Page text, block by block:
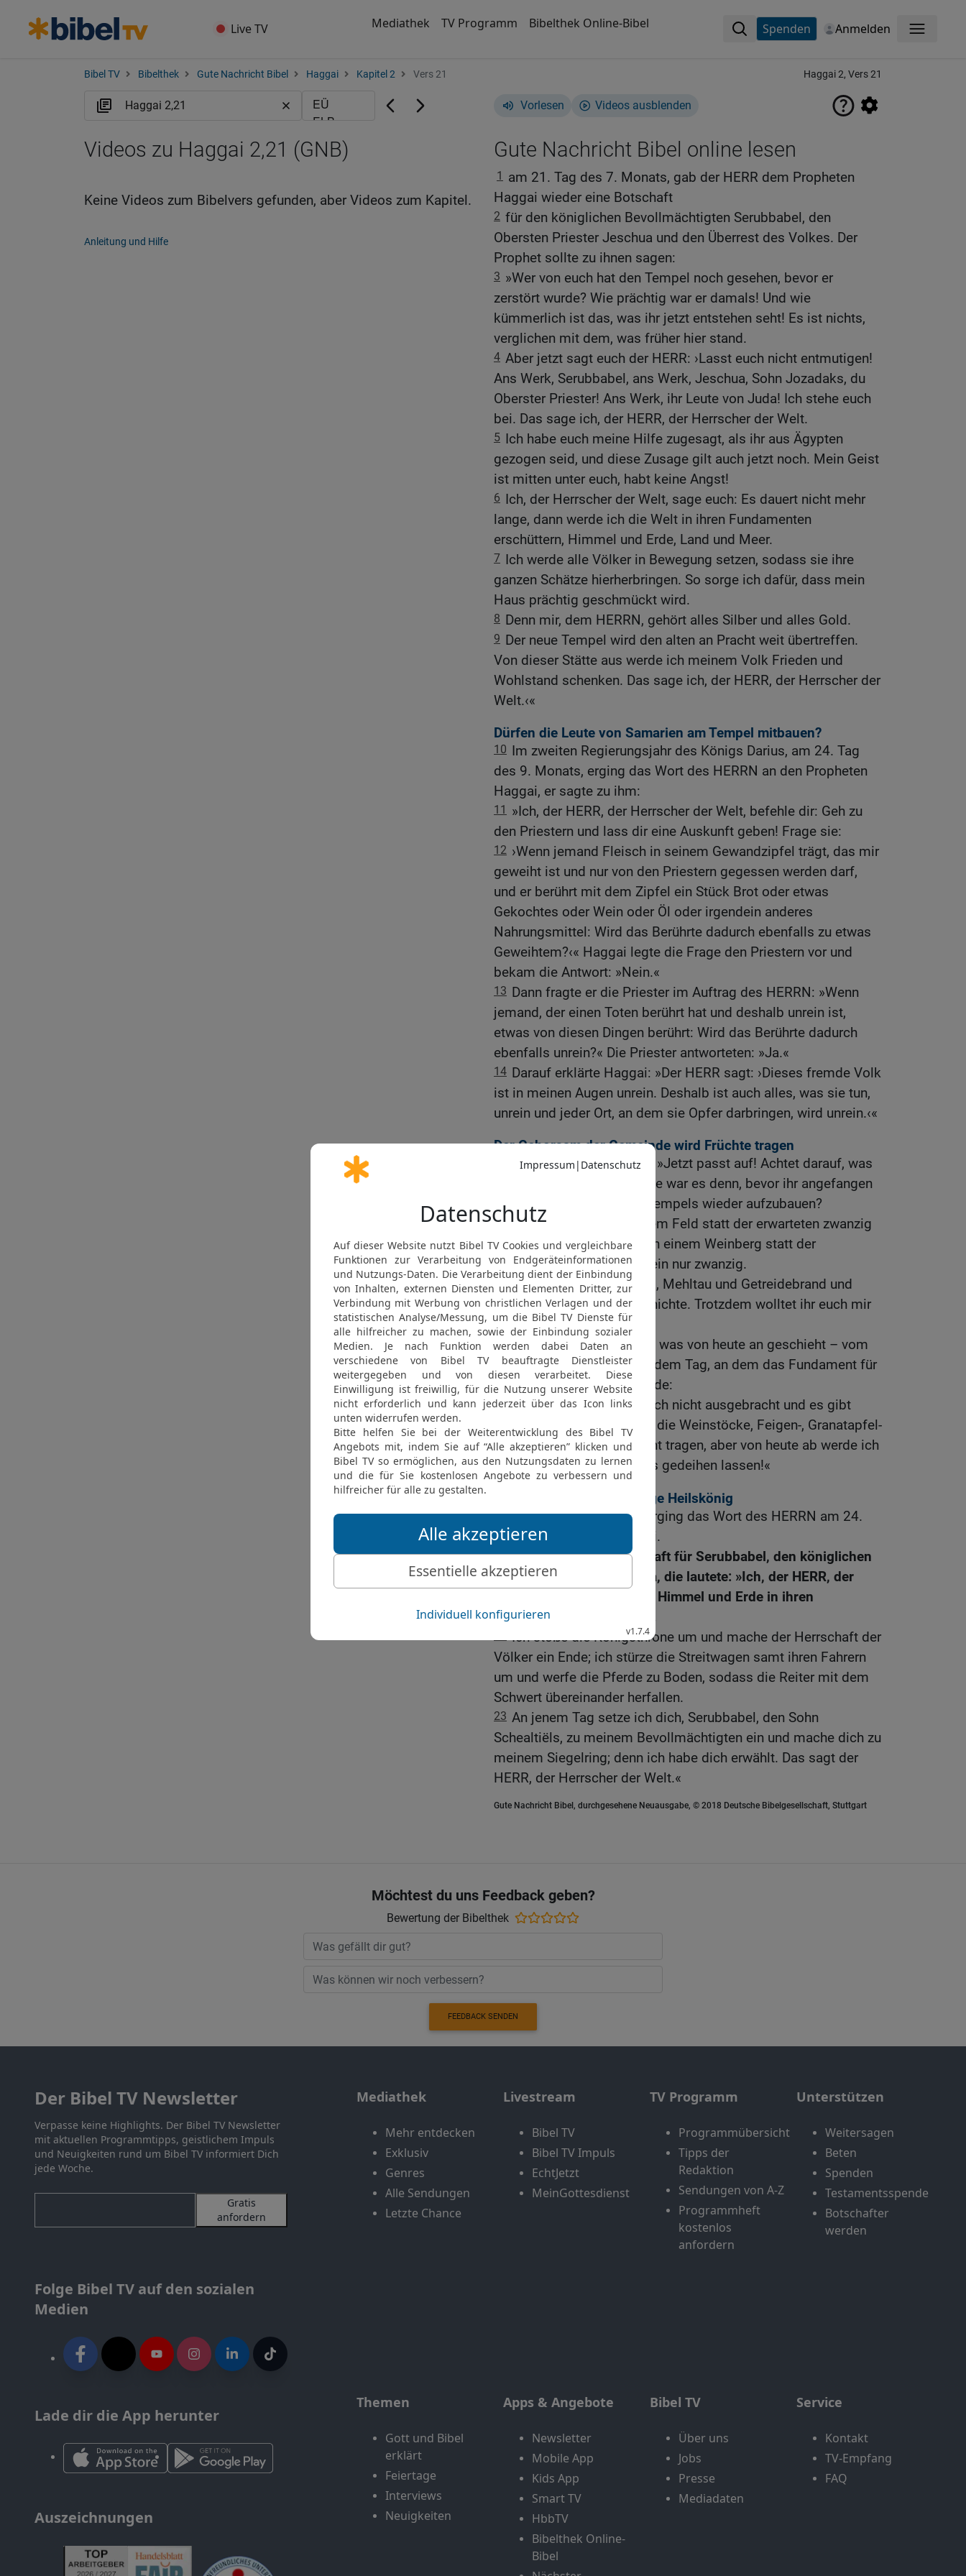
Live TV Mediathek TV Programm Bibelthek Online-Bibel Spenden Anmelden Menü
Bibel TV Bibelthek Gute Nachricht Bibel Haggai Kapitel 2 Vers 21 Haggai 2, Vers 21
Vorlesen Videos ausblenden
Gute Nachricht Bibel online lesen
1 am 21. Tag des 7. Monats, gab der HERR dem Propheten
Haggai wieder eine Botschaft
2 für den königlichen Bevollmächtigten Serubbabel, den
Obersten Priester Jeschua und den Überrest des Volkes. Der
Prophet sollte zu ihnen sagen:
3 »Wer von euch hat den Tempel noch gesehen, bevor er
zerstört wurde? Wie prächtig war er damals! Und wie
kümmerlich ist das, was ihr jetzt entstehen seht! Es ist nichts,
verglichen mit dem, was früher hier stand.
4 Aber jetzt sagt euch der HERR: ›Lasst euch nicht entmutigen!
Ans Werk, Serubbabel, ans Werk, Jeschua, Sohn Jozadaks, du
Oberster Priester! Ans Werk, ihr Leute von Juda! Ich stehe euch
bei. Das sage ich, der HERR, der Herrscher der Welt.
5 Ich habe euch meine Hilfe zugesagt, als ihr aus Ägypten
gezogen seid, und diese Zusage gilt auch jetzt noch. Mein Geist
ist mitten unter euch, habt keine Angst!
6 Ich, der Herrscher der Welt, sage euch: Es dauert nicht mehr
lange, dann werde ich die Welt in ihren Fundamenten
erschüttern, Himmel und Erde, Land und Meer.
7 Ich werde alle Völker in Bewegung setzen, sodass sie ihre
ganzen Schätze hierherbringen. So sorge ich dafür, dass mein
Haus prächtig geschmückt wird.
8 Denn mir, dem HERRN, gehört alles Silber und alles Gold.
9 Der neue Tempel wird den alten an Pracht weit übertreffen.
Von dieser Stätte aus werde ich meinem Volk Frieden und
Wohlstand schenken. Das sage ich, der HERR, der Herrscher der
Welt.‹«
Dürfen die Leute von Samarien am Tempel mitbauen?
10 Im zweiten Regierungsjahr des Königs Darius, am 24. Tag
des 9. Monats, erging das Wort des HERRN an den Propheten
Haggai, er sagte zu ihm:
11
»Ich, der HERR, der Herrscher der Welt, befehle dir: Geh zu
den Priestern und lass dir eine Auskunft geben! Frage sie:
12 ›Wenn jemand Fleisch in seinem Gewandzipfel trägt, das mir
geweiht ist und nur von den Priestern gegessen werden darf,
und er berührt mit dem Zipfel ein Stück Brot oder etwas
Gekochtes oder Wein oder Öl oder irgendein anderes
Nahrungsmittel: Wird das Berührte dadurch ebenfalls zu etwas
Geweihtem?‹« Haggai legte die Frage den Priestern vor und
bekam die Antwort: »Nein.«
13 Dann fragte er die Priester im Auftrag des HERRN: »Wenn
jemand, der einen Toten berührt hat und deshalb unrein ist,
etwas von diesen Dingen berührt: Wird das Berührte dadurch
ebenfalls unrein?« Die Priester antworteten: »Ja.«
14 Darauf erklärte Haggai: »Der HERR sagt: ›Dieses fremde Volk
ist in meinen Augen unrein. Deshalb ist auch alles, was sie tun,
unrein und jeder Ort, an dem sie Opfer darbringen, wird unrein.‹«
Der Gehorsam der Gemeinde wird Früchte tragen
Weiter sagte der HERR: »Jetzt passt auf! Achtet darauf, was
von heute an geschieht! Wie war es denn, bevor ihr angefangen
habt, die Mauern meines Tempels wieder aufzubauen?
16 Damals gab es von einem Feld statt der erwarteten zwanzig
Sack Korn nur zehn und von einem Weinberg statt der
erwarteten fünfzig Krug Wein nur zwanzig.
Ich schickte euch Hagel, Mehltau und Getreidebrand und
machte alle eure Arbeit zunichte. Trotzdem wolltet ihr euch mir
nicht zuwenden.
18 Aber jetzt achtet darauf, was von heute an geschieht – vom
24. Tag des 9. Monats an, dem Tag, an dem das Fundament für
meinen Tempel gelegt wurde:
19 Zwar ist das Saatgut noch nicht ausgebracht und es gibt
noch kein Anzeichen, dass die Weinstöcke, Feigen-, Granatapfel-
und Ölbäume künftig Frucht tragen, aber von heute ab werde ich
euer Land segnen und alles gedeihen lassen!«
Serubbabel als der künftige Heilskönig
20 Noch ein zweites Mal erging das Wort des HERRN am 24.
Tag des Monats an Haggai.
21 Er gab ihm eine Botschaft für Serubbabel, den königlichen
Bevollmächtigten für Juda, die lautete: »Ich, der HERR, der
Herrscher der Welt, werde Himmel und Erde in ihren
Fundamenten erschüttern.
Ich stoße die Königsthrone um und mache der Herrschaft der
Völker ein Ende; ich stürze die Streitwagen samt ihren Fahrern
um und werfe die Pferde zu Boden, sodass die Reiter mit dem
Schwert übereinander herfallen.
23 An jenem Tag setze ich dich, Serubbabel, den Sohn
Schealtiëls, zu meinem Bevollmächtigten ein und mache dich zu
meinem Siegelring; denn ich habe dich erwählt. Das sagt der
HERR, der Herrscher der Welt.«
Gute Nachricht Bibel, durchgesehene Neuausgabe, © 2018 Deutsche Bibelgesellschaft, Stuttgart
Videos zu Haggai 2,21 (GNB)
Keine Videos zum Bibelvers gefunden, aber Videos zum Kapitel.
Anleitung und Hilfe
Möchtest du uns Feedback geben?
Bewertung der Bibelthek
FEEDBACK SENDEN
Der Bibel TV Newsletter
Verpasse keine Highlights. Der Bibel TV Newsletter
mit aktuellen Programmtipps, geistlichem Impuls
und Neuigkeiten rund um Bibel TV informiert Dich
jede Woche.
Gratis
anfordern
Folge Bibel TV auf den sozialen
Medien
Lade dir die App herunter
Auszeichnungen
Mediathek
Mehr entdecken
Exklusiv
Genres
Alle Sendungen
Letzte Chance
Livestream
Bibel TV
Bibel TV Impuls
EchtJetzt
MeinGottesdienst
TV Programm
Programmübersicht
Tipps der
Redaktion
Sendungen von A-Z
Programmheft
kostenlos
anfordern
Unterstützen
Weitersagen
Beten
Spenden
Testamentsspende
Botschafter
werden
Themen
Gott und Bibel
erklärt
Feiertage
Interviews
Neuigkeiten
Apps & Angebote
Newsletter
Mobile App
Kids App
Smart TV
HbbTV
Bibelthek Online-
Bibel
Bibel TV
Über uns
Jobs
Presse
Mediadaten
Service
Kontakt
TV-Empfang
FAQ